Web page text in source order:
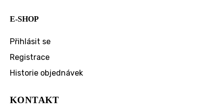
E-SHOP
Přihlásit se
Registrace
Historie objednávek
KONTAKT